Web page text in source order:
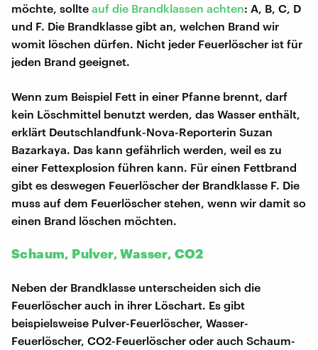
möchte, sollte auf die Brandklassen achten: A, B, C, D
und F. Die Brandklasse gibt an, welchen Brand wir
womit löschen dürfen. Nicht jeder Feuerlöscher ist für
jeden Brand geeignet.
Wenn zum Beispiel Fett in einer Pfanne brennt, darf
kein Löschmittel benutzt werden, das Wasser enthält,
erklärt Deutschlandfunk-Nova-Reporterin Suzan
Bazarkaya. Das kann gefährlich werden, weil es zu
einer Fettexplosion führen kann. Für einen Fettbrand
gibt es deswegen Feuerlöscher der Brandklasse F. Die
muss auf dem Feuerlöscher stehen, wenn wir damit so
einen Brand löschen möchten.
Schaum, Pulver, Wasser, CO2
Neben der Brandklasse unterscheiden sich die
Feuerlöscher auch in ihrer Löschart. Es gibt
beispielsweise Pulver-Feuerlöscher, Wasser-
Feuerlöscher, CO2-Feuerlöscher oder auch Schaum-